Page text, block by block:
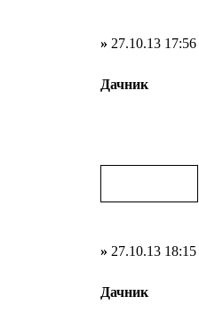
» 27.10.13 17:56
Дачник
» 27.10.13 18:15
Дачник